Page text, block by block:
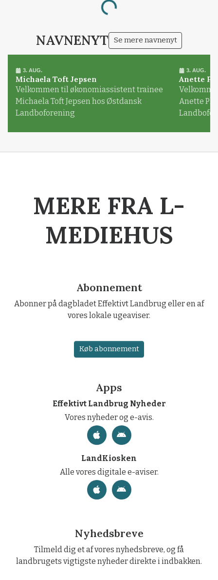
Loading...
NAVNENYT Se mere navnenyt
3. AUG.
Michaela Toft Jepsen
Velkommen til økonomiassistent trainee
Michaela Toft Jepsen hos Østdansk
Landboforening
3. AUG.
Anette
Anette
MERE FRA L-
MEDIEHUS
Abonnement
Abonner på dagbladet Effektivt Landbrug eller en af
vores lokale ugeaviser.
Køb abonnement
Apps
Effektivt Landbrug Nyheder
Vores nyheder og e-avis.
LandKiosken
Alle vores digitale e-aviser.
Nyhedsbreve
Tilmeld dig et af vores nyhedsbreve, og få
landbrugets vigtigste nyheder direkte i indbakken.